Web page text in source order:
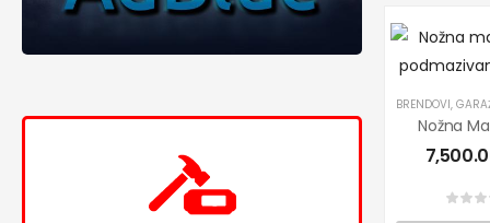
BRENDOVI,